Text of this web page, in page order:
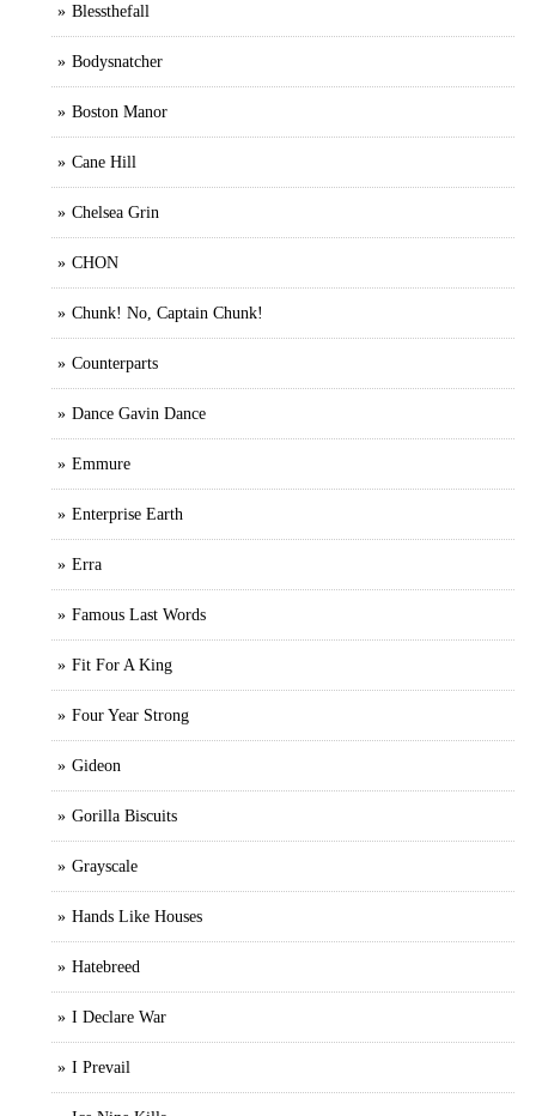
Blessthefall
Bodysnatcher
Boston Manor
Cane Hill
Chelsea Grin
CHON
Chunk! No, Captain Chunk!
Counterparts
Dance Gavin Dance
Emmure
Enterprise Earth
Erra
Famous Last Words
Fit For A King
Four Year Strong
Gideon
Gorilla Biscuits
Grayscale
Hands Like Houses
Hatebreed
I Declare War
I Prevail